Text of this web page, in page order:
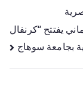
يفتتح “كرنفال
بجامعة سوهاج